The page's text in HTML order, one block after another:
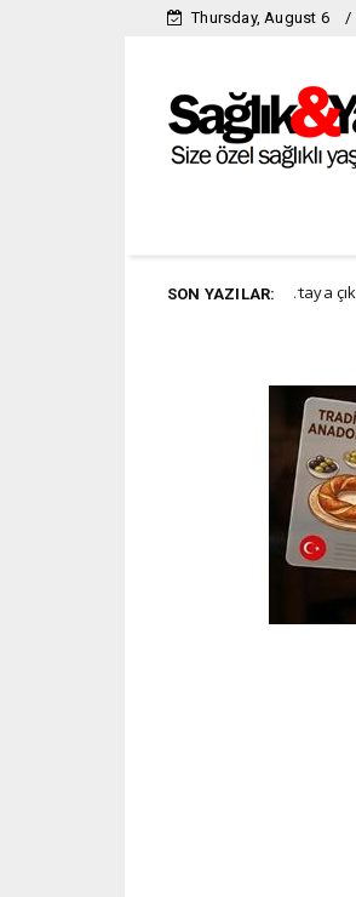
Thursday, August 6
SON YAZILAR:
zararı yıllar sonra ortaya çıkıyor